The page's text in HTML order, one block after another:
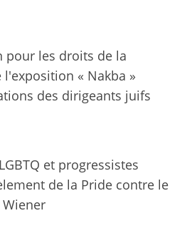
pour les droits de la
« Nakba »
des dirigeants juifs
et progressistes
de la Pride contre le